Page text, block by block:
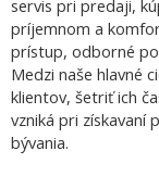
servis pri predaji,
príjemnom a
prístup, odborné
Medzi naše hlavné
klientov, šetriť ich
vzniká pri získavaní
bývania.